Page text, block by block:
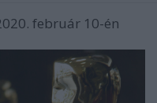
február 10-én